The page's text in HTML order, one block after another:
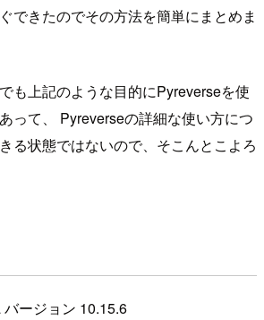
できたのでその方法を簡単にまとめま
も上記のような目的にPyreverseを使
って、 Pyreverseの詳細な使い方につ
る状態ではないので、そこんとこよろ
ージョン 10.15.6